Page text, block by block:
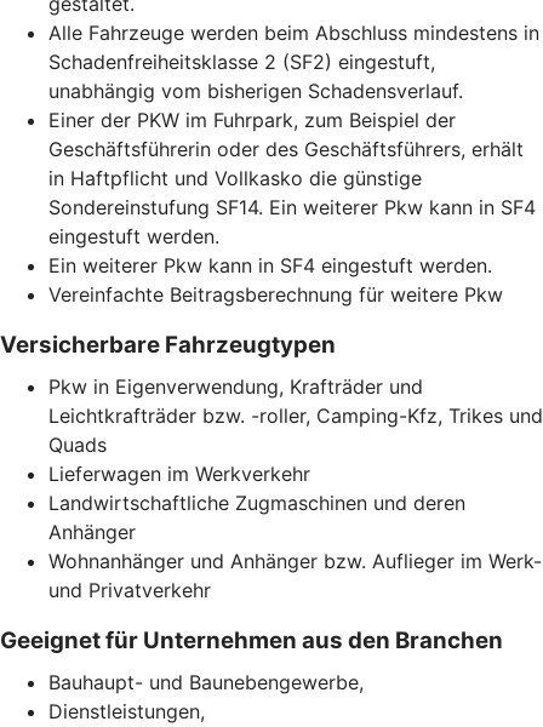
Alle Fahrzeuge werden beim Abschluss mindestens in
Schadenfreiheitsklasse 2 (SF2) eingestuft,
unabhängig vom bisherigen Schadensverlauf.
Einer der PKW im Fuhrpark, zum Beispiel der
Geschäftsführerin oder des Geschäftsführers, erhält
in Haftpflicht und Vollkasko die günstige
Sondereinstufung SF14. Ein weiterer Pkw kann in SF4
eingestuft werden.
Ein weiterer Pkw kann in SF4 eingestuft werden.
Vereinfachte Beitragsberechnung für weitere Pkw
Versicherbare Fahrzeugtypen
Pkw in Eigenverwendung, Krafträder und
Leichtkrafträder bzw. -roller, Camping-Kfz, Trikes und
Quads
Lieferwagen im Werkverkehr
Landwirtschaftliche Zugmaschinen und deren
Anhänger
Wohnanhänger und Anhänger bzw. Auflieger im Werk-
und Privatverkehr
Geeignet für Unternehmen aus den Branchen
Bauhaupt- und Baunebengewerbe,
Dienstleistungen,